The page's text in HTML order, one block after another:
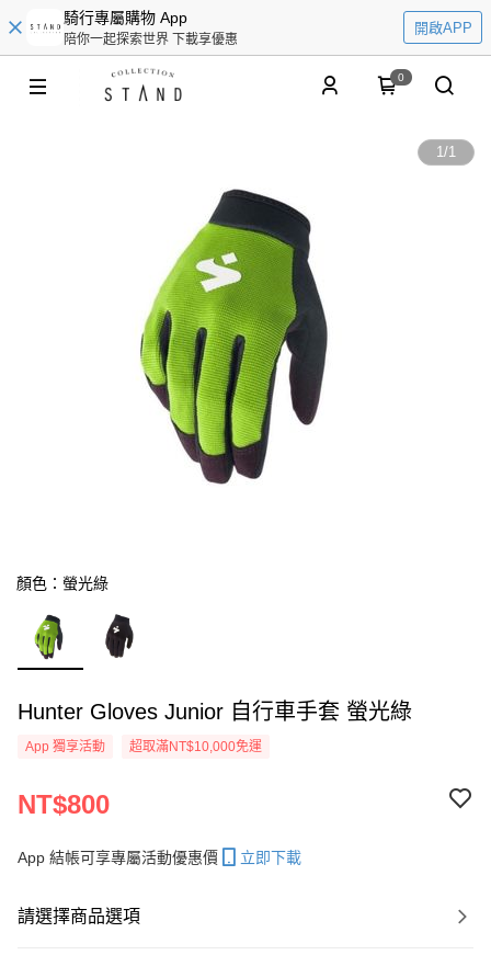
騎行專屬購物 App
陪你一起探索世界 下載享優惠
開啟APP
0
1/1
顏色：螢光綠
Hunter Gloves Junior 自行車手套 螢光綠
App 獨享活動 超取滿NT$10,000免運
NT$800
App 結帳可享專屬活動優惠價 立即下載
請選擇商品選項